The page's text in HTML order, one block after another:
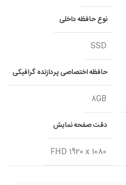
نوع حافظه داخلی
SSD
حافظه اختصاصی پردازنده گرافیکی
8GB
دقت صفحه نمایش
FHD 1920 x 1080